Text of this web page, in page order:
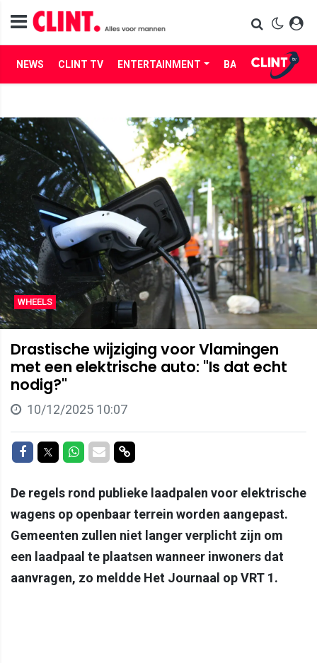
NEWS CLINT TV ENTERTAINMENT BABES LIFE
WHEELS
Drastische wijziging voor Vlamingen
met een elektrische auto: "Is dat echt
nodig?"
10/12/2025 10:07
Delen op Facebook
Delen op Twitter
Delen op Whatsapp
Delen via Mail
Delen via link
De regels rond publieke laadpalen voor elektrische
wagens op openbaar terrein worden aangepast.
Gemeenten zullen niet langer verplicht zijn om
een laadpaal te plaatsen wanneer inwoners dat
aanvragen, zo meldde Het Journaal op VRT 1.